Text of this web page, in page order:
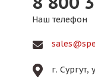
Наш телефон
г.